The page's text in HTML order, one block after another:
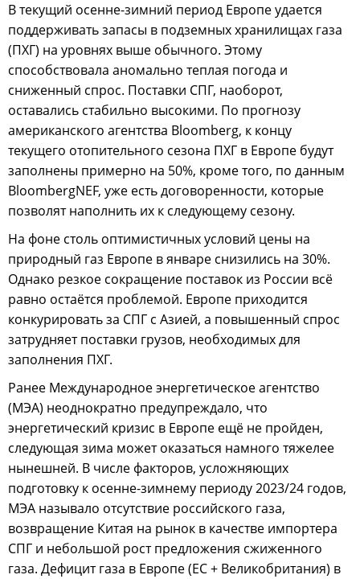
В текущий осенне-зимний период Европе удается
поддерживать запасы в подземных хранилищах газа
(ПХГ) на уровнях выше обычного. Этому
способствовала аномально теплая погода и
сниженный спрос. Поставки СПГ, наоборот,
оставались стабильно высокими. По прогнозу
американского агентства Bloomberg, к концу
текущего отопительного сезона ПХГ в Европе будут
заполнены примерно на 50%, кроме того, по данным
BloombergNEF, уже есть договоренности, которые
позволят наполнить их к следующему сезону.
На фоне столь оптимистичных условий цены на
природный газ Европе в январе снизились на 30%.
Однако резкое сокращение поставок из России всё
равно остаётся проблемой. Европе приходится
конкурировать за СПГ с Азией, а повышенный спрос
затрудняет поставки грузов, необходимых для
заполнения ПХГ.
Ранее Международное энергетическое агентство
(МЭА) неоднократно предупреждало, что
энергетический кризис в Европе ещё не пройден,
следующая зима может оказаться намного тяжелее
нынешней. В числе факторов, усложняющих
подготовку к осенне-зимнему периоду 2023/24 годов,
МЭА называло отсутствие российского газа,
возвращение Китая на рынок в качестве импортера
СПГ и небольшой рост предложения сжиженного
газа. Дефицит газа в Европе (ЕС + Великобритания) в